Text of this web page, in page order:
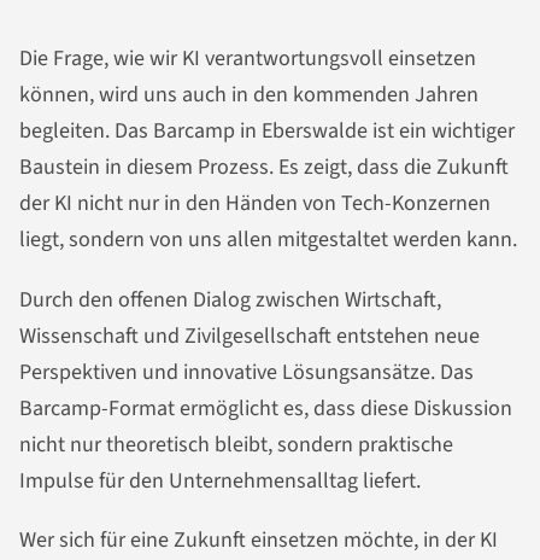
Die Frage, wie wir KI verantwortungsvoll einsetzen
können, wird uns auch in den kommenden Jahren
begleiten. Das Barcamp in Eberswalde ist ein wichtiger
Baustein in diesem Prozess. Es zeigt, dass die Zukunft
der KI nicht nur in den Händen von Tech-Konzernen
liegt, sondern von uns allen mitgestaltet werden kann.
Durch den offenen Dialog zwischen Wirtschaft,
Wissenschaft und Zivilgesellschaft entstehen neue
Perspektiven und innovative Lösungsansätze. Das
Barcamp-Format ermöglicht es, dass diese Diskussion
nicht nur theoretisch bleibt, sondern praktische
Impulse für den Unternehmensalltag liefert.
Wer sich für eine Zukunft einsetzen möchte, in der KI